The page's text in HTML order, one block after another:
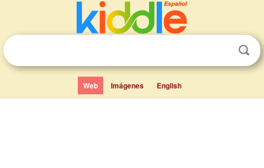
Web Imágenes English